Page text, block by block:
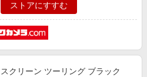
ストアにすすむ
スクリーン ツーリング ブラック